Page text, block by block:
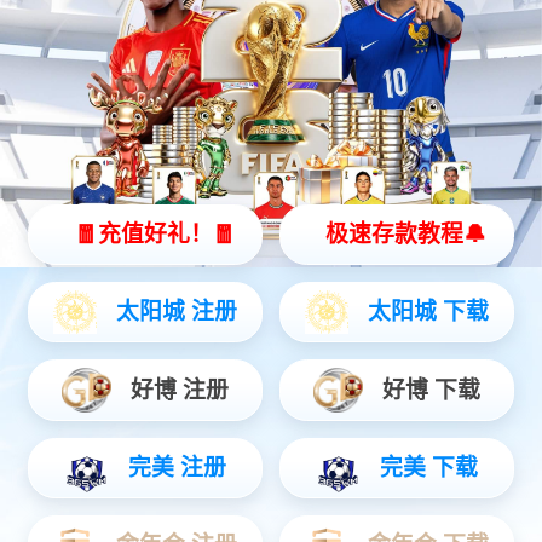
三亿灵犀 X2
全智能灵动机器人
灵动 | 亲和 | 智能
查看更多